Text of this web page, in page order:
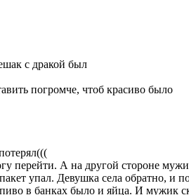
с дракой был
погромче, чтоб красиво было
перейти. А на другой стороне
упал. Девушка села обратно, и
в банках было и яйца. И мужик